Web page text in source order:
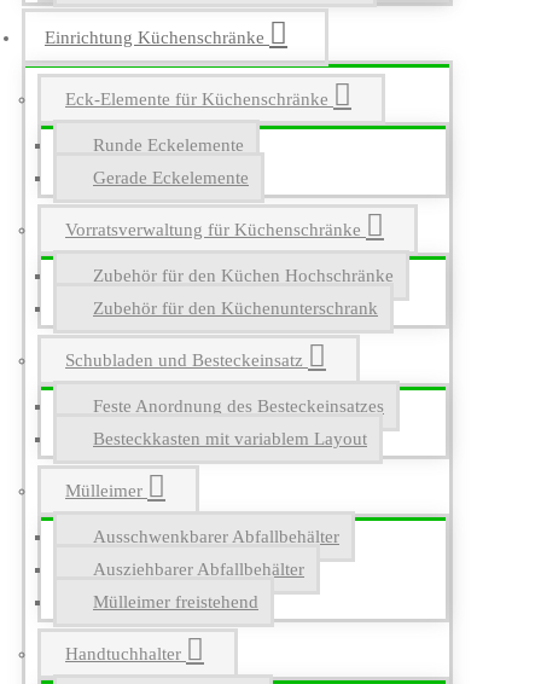
Einrichtung Küchenschränke
Eck-Elemente für Küchenschränke
Runde Eckelemente
Gerade Eckelemente
Vorratsverwaltung für Küchenschränke
Zubehör für den Küchen Hochschränke
Zubehör für den Küchenunterschrank
Schubladen und Besteckeinsatz
Feste Anordnung des Besteckeinsatzes
Besteckkasten mit variablem Layout
Mülleimer
Ausschwenkbarer Abfallbehälter
Ausziehbarer Abfallbehälter
Mülleimer freistehend
Handtuchhalter